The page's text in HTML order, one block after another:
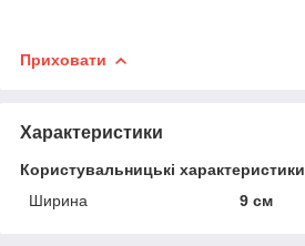
Приховати
Характеристики
Користувальницькі характеристики
Ширина
9 см